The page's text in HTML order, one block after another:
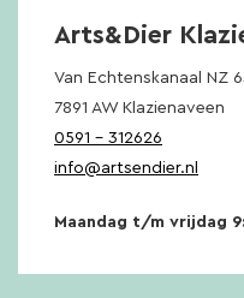
Arts&Dier
Van Echtenskanaal NZ
7891 AW Klazienaveen
0591 – 312626
info@artsendier.nl
Maandag t/m vrijdag